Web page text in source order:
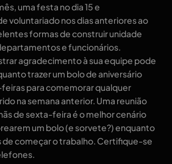
uma festa no dia 15 e
voluntariado nos dias anteriores ao
formas de construir unidade
e funcionários.
agradecimento à sua equipe pode
trazer um bolo de aniversário
para comemorar qualquer
na semana anterior. Uma reunião
de sexta-feira é o melhor cenário
um bolo (e sorvete?) enquanto
de começar o trabalho. Certifique-se